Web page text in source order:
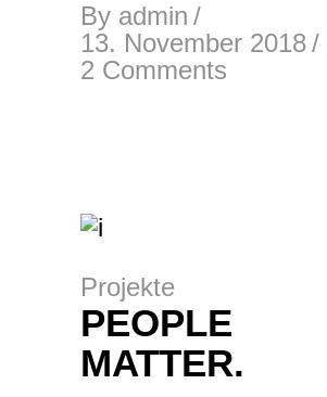
By admin
13. November 2018
2 Comments
Projekte
PEOPLE
MATTER.